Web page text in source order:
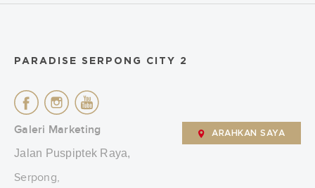
PARADISE SERPONG CITY 2
Galeri Marketing
Jalan Puspiptek Raya,
Serpong,
ARAHKAN SAYA